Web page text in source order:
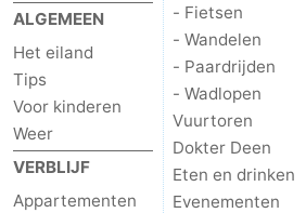
ALGEMEEN
Het eiland
Tips
Voor kinderen
Weer
VERBLIJF
Appartementen
- Fietsen
- Wandelen
- Paardrijden
- Wadlopen
Vuurtoren
Dokter Deen
Eten en drinken
Evenementen